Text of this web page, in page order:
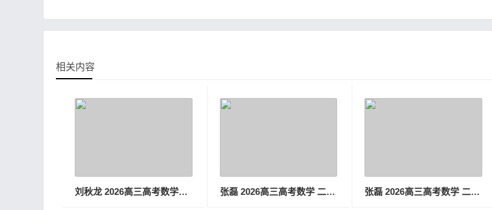
相关内容
刘秋龙 2026高三高考数学一轮秋季班 张磊 2026高三高考数学 二轮春季班 张磊 2026高三高考数学 二轮寒假班